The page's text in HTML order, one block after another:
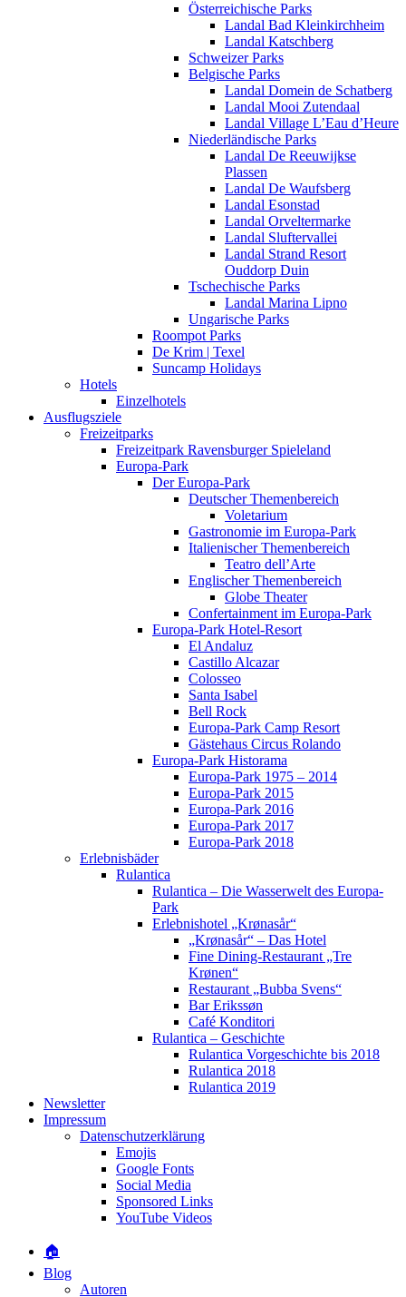
Österreichische Parks
Landal Bad Kleinkirchheim
Landal Katschberg
Schweizer Parks
Belgische Parks
Landal Domein de Schatberg
Landal Mooi Zutendaal
Landal Village L’Eau d’Heure
Niederländische Parks
Landal De Reeuwijkse
Plassen
Landal De Waufsberg
Landal Esonstad
Landal Orveltermarke
Landal Sluftervallei
Landal Strand Resort
Ouddorp Duin
Tschechische Parks
Landal Marina Lipno
Ungarische Parks
Roompot Parks
De Krim | Texel
Suncamp Holidays
Hotels
Einzelhotels
Ausflugsziele
Freizeitparks
Freizeitpark Ravensburger Spieleland
Europa-Park
Der Europa-Park
Deutscher Themenbereich
Voletarium
Gastronomie im Europa-Park
Italienischer Themenbereich
Teatro dell’Arte
Englischer Themenbereich
Globe Theater
Confertainment im Europa-Park
Europa-Park Hotel-Resort
El Andaluz
Castillo Alcazar
Colosseo
Santa Isabel
Bell Rock
Europa-Park Camp Resort
Gästehaus Circus Rolando
Europa-Park Historama
Europa-Park 1975 – 2014
Europa-Park 2015
Europa-Park 2016
Europa-Park 2017
Europa-Park 2018
Erlebnisbäder
Rulantica
Rulantica – Die Wasserwelt des Europa-
Park
Erlebnishotel „Krønasår“
„Krønasår“ – Das Hotel
Fine Dining-Restaurant „Tre
Krønen“
Restaurant „Bubba Svens“
Bar Erikssøn
Café Konditori
Rulantica – Geschichte
Rulantica Vorgeschichte bis 2018
Rulantica 2018
Rulantica 2019
Newsletter
Impressum
Datenschutzerklärung
Emojis
Google Fonts
Social Media
Sponsored Links
YouTube Videos
🏠
Blog
Autoren